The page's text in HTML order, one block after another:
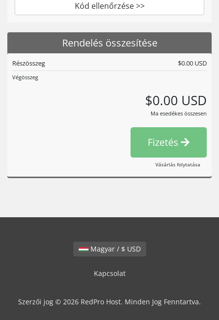
Kód ellenőrzése >>
Rendelés összesítése
Részösszeg $0.00 USD
Végösszeg
$0.00 USD
Ma esedékes összesen
Fizetés
Vásárlás folytatása
Magyar / $ USD
Kapcsolat
Szerzői jog © 2026 RedPro Host. Minden Jog Fenntartva.